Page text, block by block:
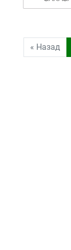
« Назад